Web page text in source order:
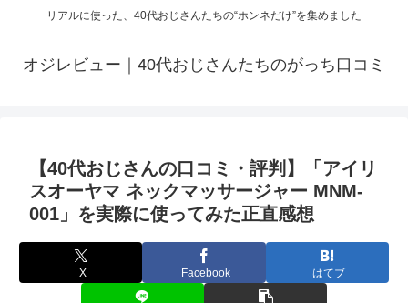
リアルに使った、40代おじさんたちの“ホンネだけ”を集めました
オジレビュー｜40代おじさんたちのがっち口コミ
【40代おじさんの口コミ・評判】「アイリ
スオーヤマ ネックマッサージャー MNM-
001」を実際に使ってみた正直感想
X Facebook はてブ